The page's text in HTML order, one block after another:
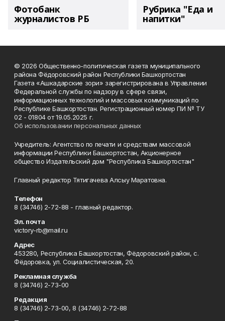
Фотобанк
журналистов РБ
Рубрика "Еда и
напитки"
© 2026 Общественно-политическая газета муниципального
района Фёдоровский район Республики Башкортостан
Газета «Ашкадарские зори» зарегистрирована в Управлении
Федеральной службы по надзору в сфере связи,
информационных технологий и массовых коммуникаций по
Республике Башкортостан. Регистрационный номер ПИ № ТУ
02 - 01804 от 19.05.2025 г.
Об использовании персональных данных
Учредитель: Агентство по печати и средствам массовой
информации Республики Башкортостан, Акционерное
общество Издательский дом "Республика Башкортостан"
Главный редактор Тятигачева Алсыу Маратовна.
Телефон
8 (34746) 2-72-88 - главный редактор.
Эл. почта
victory-rb@mail.ru
Адрес
453280, Республика Башкортостан, Фёдоровский район, с.
Фёдоровка, ул. Социалистическая, 20.
Рекламная служба
8 (34746) 2-73-00
Редакция
8 (34746) 2-73-00, 8 (34746) 2-72-88